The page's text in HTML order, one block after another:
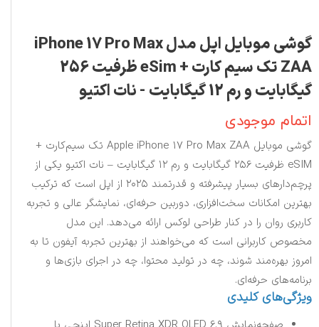
گوشی موبایل اپل مدل iPhone 17 Pro Max
ZAA تک سیم کارت + eSim ظرفیت 256
گیگابایت و رم 12 گیگابایت - نات اکتیو
اتمام موجودی
گوشی موبایل Apple iPhone 17 Pro Max ZAA تک سیم‌کارت +
eSIM ظرفیت ۲۵۶ گیگابایت و رم ۱۲ گیگابایت – نات اکتیو یکی از
پرچم‌دارهای بسیار پیشرفته و قدرتمند ۲۰۲۵ از اپل است که ترکیب
بهترین امکانات سخت‌افزاری، دوربین حرفه‌ای، نمایشگر عالی و تجربه
کاربری روان را در کنار طراحی لوکس ارائه می‌دهد. این مدل
مخصوص کاربرانی است که می‌خواهند از بهترین تجربه آیفون تا به
امروز بهره‌مند شوند، چه در تولید محتوا، چه در اجرای بازی‌ها و
برنامه‌های حرفه‌ای.
ویژگی‌های کلیدی